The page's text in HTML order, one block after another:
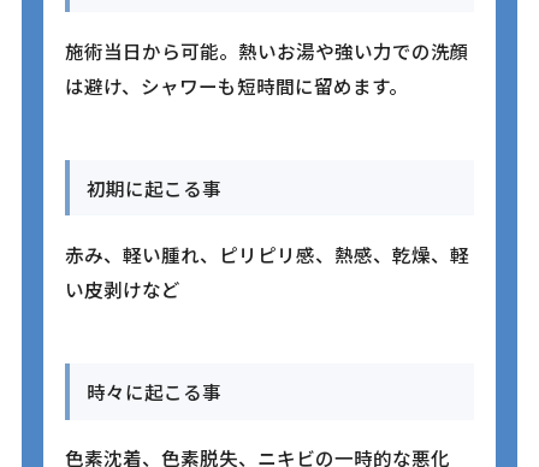
施術当日から可能。熱いお湯や強い力での洗顔
は避け、シャワーも短時間に留めます。
初期に起こる事
赤み、軽い腫れ、ピリピリ感、熱感、乾燥、軽
い皮剥けなど
時々に起こる事
色素沈着、色素脱失、ニキビの一時的な悪化